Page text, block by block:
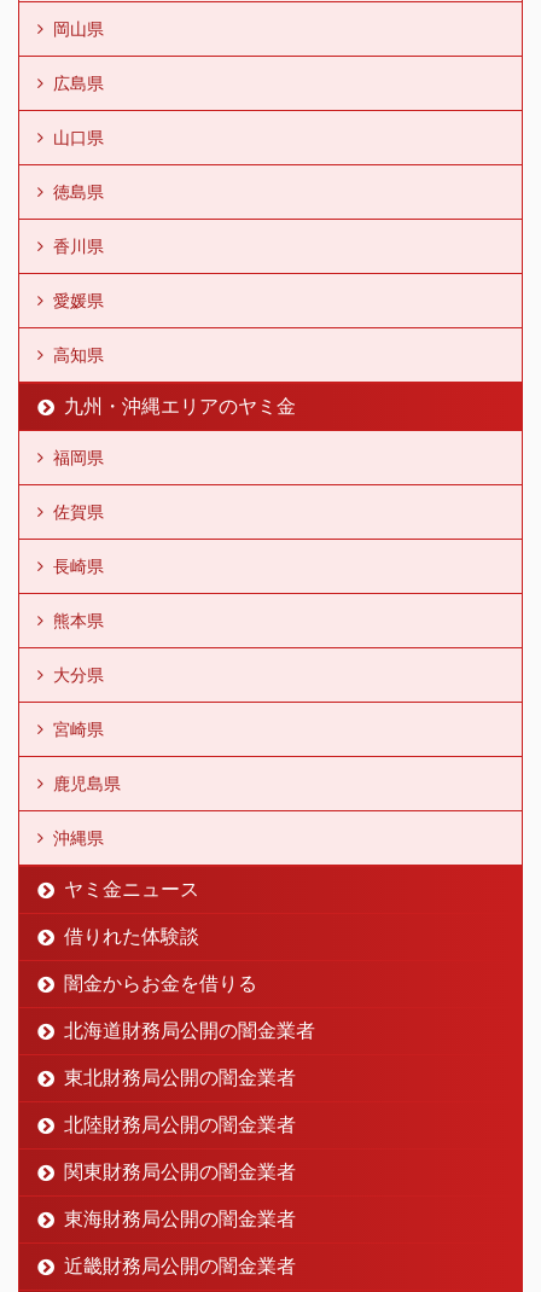
岡山県
広島県
山口県
徳島県
香川県
愛媛県
高知県
九州・沖縄エリアのヤミ金
福岡県
佐賀県
長崎県
熊本県
大分県
宮崎県
鹿児島県
沖縄県
ヤミ金ニュース
借りれた体験談
闇金からお金を借りる
北海道財務局公開の闇金業者
東北財務局公開の闇金業者
北陸財務局公開の闇金業者
関東財務局公開の闇金業者
東海財務局公開の闇金業者
近畿財務局公開の闇金業者